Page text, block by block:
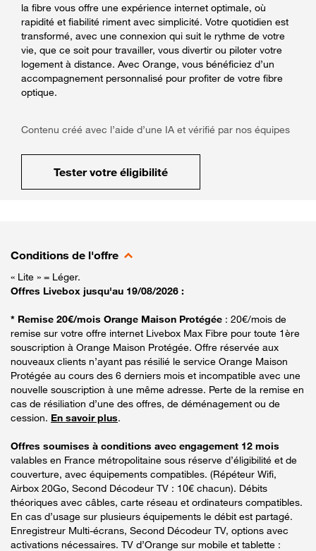
la fibre vous offre une expérience internet optimale, où
rapidité et fiabilité riment avec simplicité. Votre quotidien est
transformé, avec une connexion qui suit le rythme de votre
vie, que ce soit pour travailler, vous divertir ou piloter votre
logement à distance. Avec Orange, vous bénéficiez d’un
accompagnement personnalisé pour profiter de votre fibre
optique.
Contenu créé avec l’aide d’une IA et vérifié par nos équipes
Tester votre éligibilité
Conditions de l'offre
« Lite » = Léger.
Offres Livebox jusqu'au 19/08/2026 :
* Remise 20€/mois Orange Maison Protégée : 20€/mois de
remise sur votre offre internet Livebox Max Fibre pour toute 1ère
souscription à Orange Maison Protégée. Offre réservée aux
nouveaux clients n’ayant pas résilié le service Orange Maison
Protégée au cours des 6 derniers mois et incompatible avec une
nouvelle souscription à une même adresse. Perte de la remise en
cas de résiliation d’une des offres, de déménagement ou de
cession. En savoir plus.
Offres soumises à conditions avec engagement 12 mois
valables en France métropolitaine sous réserve d’éligibilité et de
couverture, avec équipements compatibles. (Répéteur Wifi,
Airbox 20Go, Second Décodeur TV : 10€ chacun). Débits
théoriques avec câbles, carte réseau et ordinateurs compatibles.
En cas d’usage sur plusieurs équipements le débit est partagé.
Enregistreur Multi-écrans, Second Décodeur TV, options avec
activations nécessaires. TV d’Orange sur mobile et tablette :